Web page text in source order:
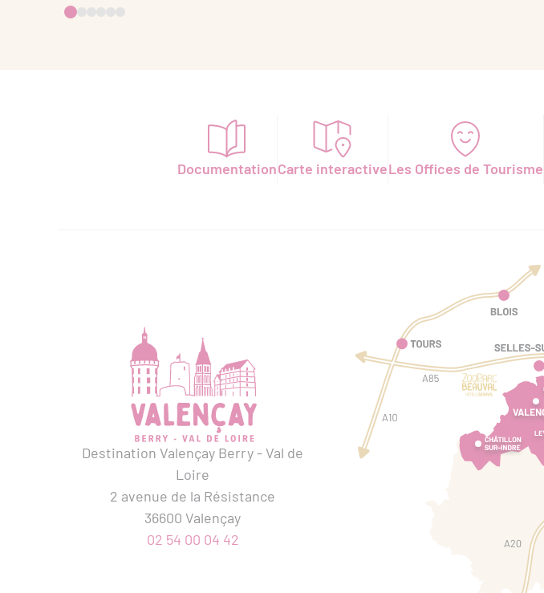
DocumentationCarte interactiveLes Offices de Tourisme
Destination Valençay Berry - Val de
Loire
2 avenue de la Résistance
36600 Valençay
02 54 00 04 42